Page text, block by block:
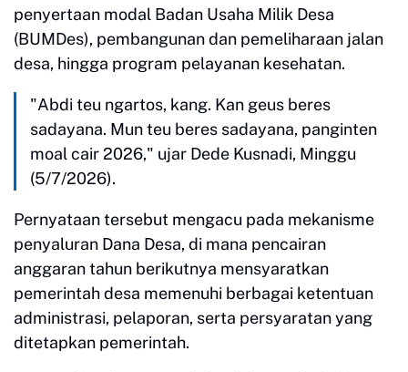
penyertaan modal Badan Usaha Milik Desa
(BUMDes), pembangunan dan pemeliharaan jalan
desa, hingga program pelayanan kesehatan.
"Abdi teu ngartos, kang. Kan geus beres
sadayana. Mun teu beres sadayana, panginten
moal cair 2026," ujar Dede Kusnadi, Minggu
(5/7/2026).
Pernyataan tersebut mengacu pada mekanisme
penyaluran Dana Desa, di mana pencairan
anggaran tahun berikutnya mensyaratkan
pemerintah desa memenuhi berbagai ketentuan
administrasi, pelaporan, serta persyaratan yang
ditetapkan pemerintah.